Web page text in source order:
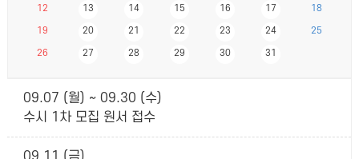
12 13 14 15 16 17 18
19 20 21 22 23 24 25
26 27 28 29 30 31
09.07 (월) ~ 09.30 (수)
수시 1차 모집 원서 접수